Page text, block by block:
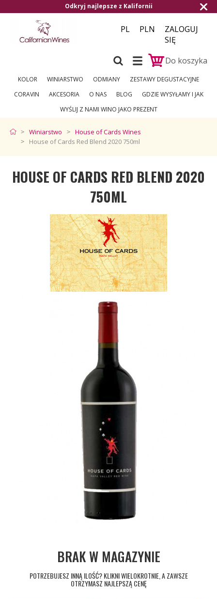
Darmowa dostawa od
PL PLN
ZALOGUJ
SIĘ
Do koszyka
KOLOR WINIARSTWO ODMIANY
ZESTAWY DEGUSTACYJNE
CORAVIN
AKCESORIA O NAS BLOG
GDZIE WYSYŁAMY I JAK
WYŚLIJ Z NAMI WINO JAKO PREZENT
Winiarstwo
House of Cards Wines
House of Cards Red Blend 2020 750ml
HOUSE OF CARDS RED BLEND 2020
750ML
BRAK W MAGAZYNIE
POTRZEBUJESZ INNĄ ILOŚĆ? KLIKNI WIELOKROTNIE, A ZAWSZE
OTRZYMASZ NAJLEPSZĄ CENĘ